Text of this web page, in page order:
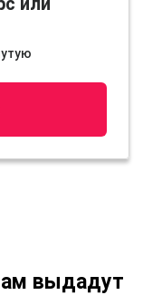
выдадут